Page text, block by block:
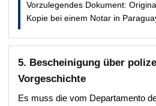
Vorzulegendes Dokument:
Kopie bei einem Notar in
5. Bescheinigung über
Vorgeschichte
Es muss die vom Departamento